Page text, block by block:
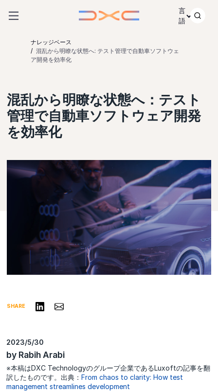
言
語
ナレッジベース
混乱から明瞭な状態へ: テスト管理で自動車ソフトウェ
ア開発を効率化
混乱から明瞭な状態へ：テスト
管理で自動車ソフトウェア開発
を効率化
SHARE リンクトインで共有する
Share via Email
2023/5/30
by Rabih Arabi
※本稿はDXC Technologyのグループ企業であるLuxoftの記事を翻
訳したものです。出典：From chaos to clarity: How test
management streamlines development